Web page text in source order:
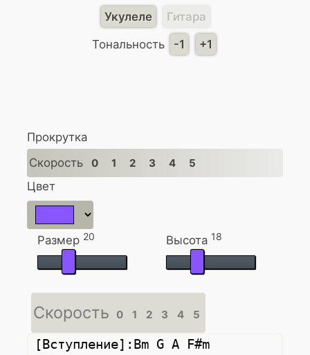
Укулеле
Гитара
Тональность
-1 +1
Прокрутка
Скорость
0 1 2 3 4 5
Цвет
Размер 20 Высота 18
Скорость 0 1 2 3 4 5
[Вступление]:Bm G A F#m